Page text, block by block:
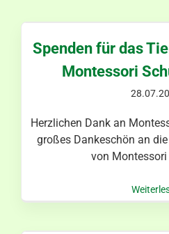
Spenden für das
Montessori
Herzlichen Dank an
großes Dankeschön an
von